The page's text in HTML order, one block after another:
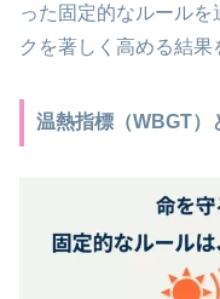
った固定的なルール
クを著しく高める結果
温熱指標（WBGT）